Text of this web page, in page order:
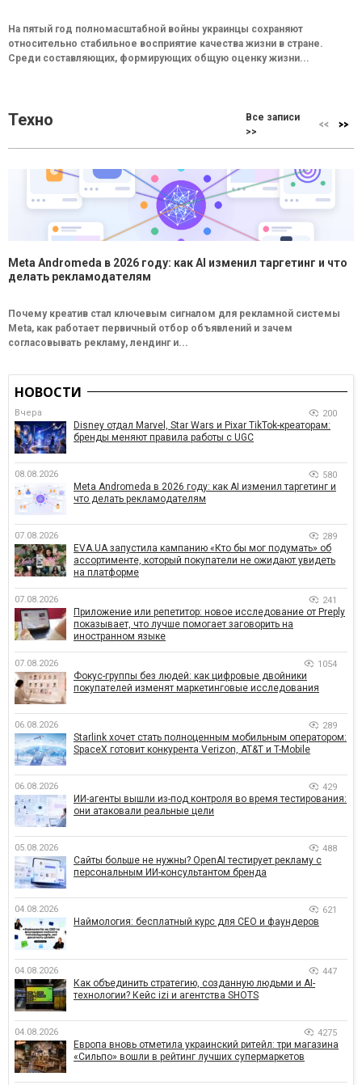
На пятый год полномасштабной войны украинцы сохраняют
относительно стабильное восприятие качества жизни в стране.
Среди составляющих, формирующих общую оценку жизни...
Техно
Все записи
>>
Meta Andromeda в 2026 году: как AI изменил таргетинг и что
делать рекламодателям
Почему креатив стал ключевым сигналом для рекламной системы
Meta, как работает первичный отбор объявлений и зачем
согласовывать рекламу, лендинг и...
НОВОСТИ
Вчера 200
Disney отдал Marvel, Star Wars и Pixar TikTok-креаторам:
бренды меняют правила работы с UGC
08.08.2026 580
Meta Andromeda в 2026 году: как AI изменил таргетинг и
что делать рекламодателям
07.08.2026 289
EVA.UA запустила кампанию «Кто бы мог подумать» об
ассортименте, который покупатели не ожидают увидеть
на платформе
07.08.2026 241
Приложение или репетитор: новое исследование от Preply
показывает, что лучше помогает заговорить на
иностранном языке
07.08.2026 1054
Фокус-группы без людей: как цифровые двойники
покупателей изменят маркетинговые исследования
06.08.2026 289
Starlink хочет стать полноценным мобильным оператором:
SpaceX готовит конкурента Verizon, AT&T и T-Mobile
06.08.2026 429
ИИ-агенты вышли из-под контроля во время тестирования:
они атаковали реальные цели
05.08.2026 488
Сайты больше не нужны? OpenAI тестирует рекламу с
персональным ИИ-консультантом бренда
04.08.2026 621
Наймология: бесплатный курс для CEO и фаундеров
04.08.2026 447
Как объединить стратегию, созданную людьми и AI-
технологии? Кейс izi и агентства SHOTS
04.08.2026 4275
Европа вновь отметила украинский ритейл: три магазина
«Сильпо» вошли в рейтинг лучших супермаркетов